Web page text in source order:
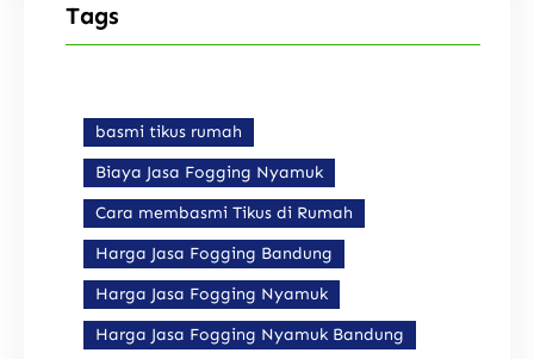
Tags
basmi tikus rumah
Biaya Jasa Fogging Nyamuk
Cara membasmi Tikus di Rumah
Harga Jasa Fogging Bandung
Harga Jasa Fogging Nyamuk
Harga Jasa Fogging Nyamuk Bandung